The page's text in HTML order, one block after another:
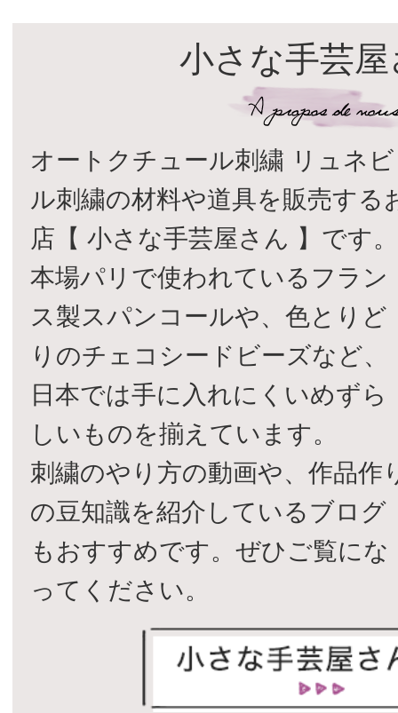
小さな手芸
オートクチュール刺繍 リュネビ
ル刺繍の材料や道具を販売する
店【 小さな手芸屋さん 】です。
本場パリで使われているフラン
ス製スパンコールや、色とりど
りのチェコシードビーズなど、
日本では手に入れにくいめずら
しいものを揃えています。
刺繍のやり方の動画や、作品作
の豆知識を紹介しているブログ
もおすすめです。ぜひご覧にな
ってください。